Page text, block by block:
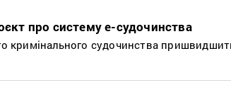
про систему е-судочинства
кримінального судочинства